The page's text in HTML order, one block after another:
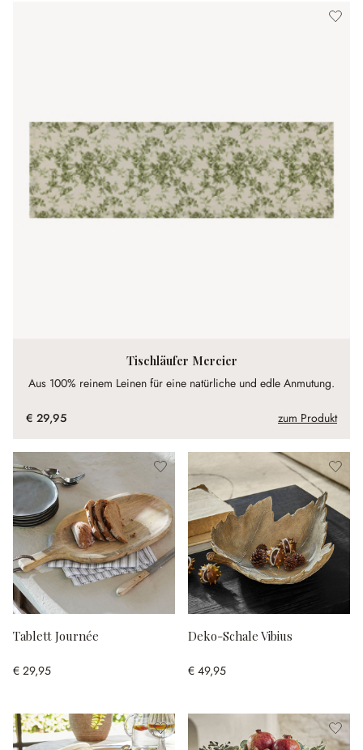
Tischläufer Mercier
Aus 100% reinem Leinen für eine natürliche und edle Anmutung.
€ 29,95 zum Produkt
Tablett Journée
€ 29,95
Deko-Schale Vibius
€ 49,95